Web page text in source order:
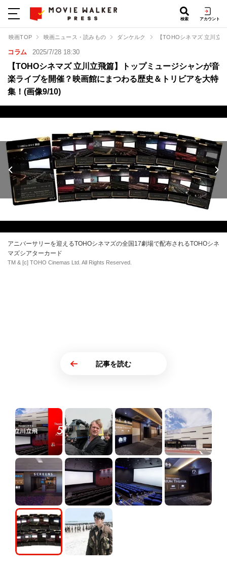
検索 アカウント
映画TOP 映画ニュース・読みもの ダンケルク 【TOHOシネマズ 立川立
コラム 2025/7/28 18:30
【TOHOシネマズ 立川立飛篇】トップミュージシャンが音
楽ライブを開催？映画館にまつわる歴史＆トリビアを大特
集！(画像9/10)
アニバーサリーを迎えるTOHOシネマズの全国17劇場で配布されるTOHOシネ
マズシアターカード
TM & [c] TOHO Cinemas Ltd. All Rights Reserved.
記事を読む